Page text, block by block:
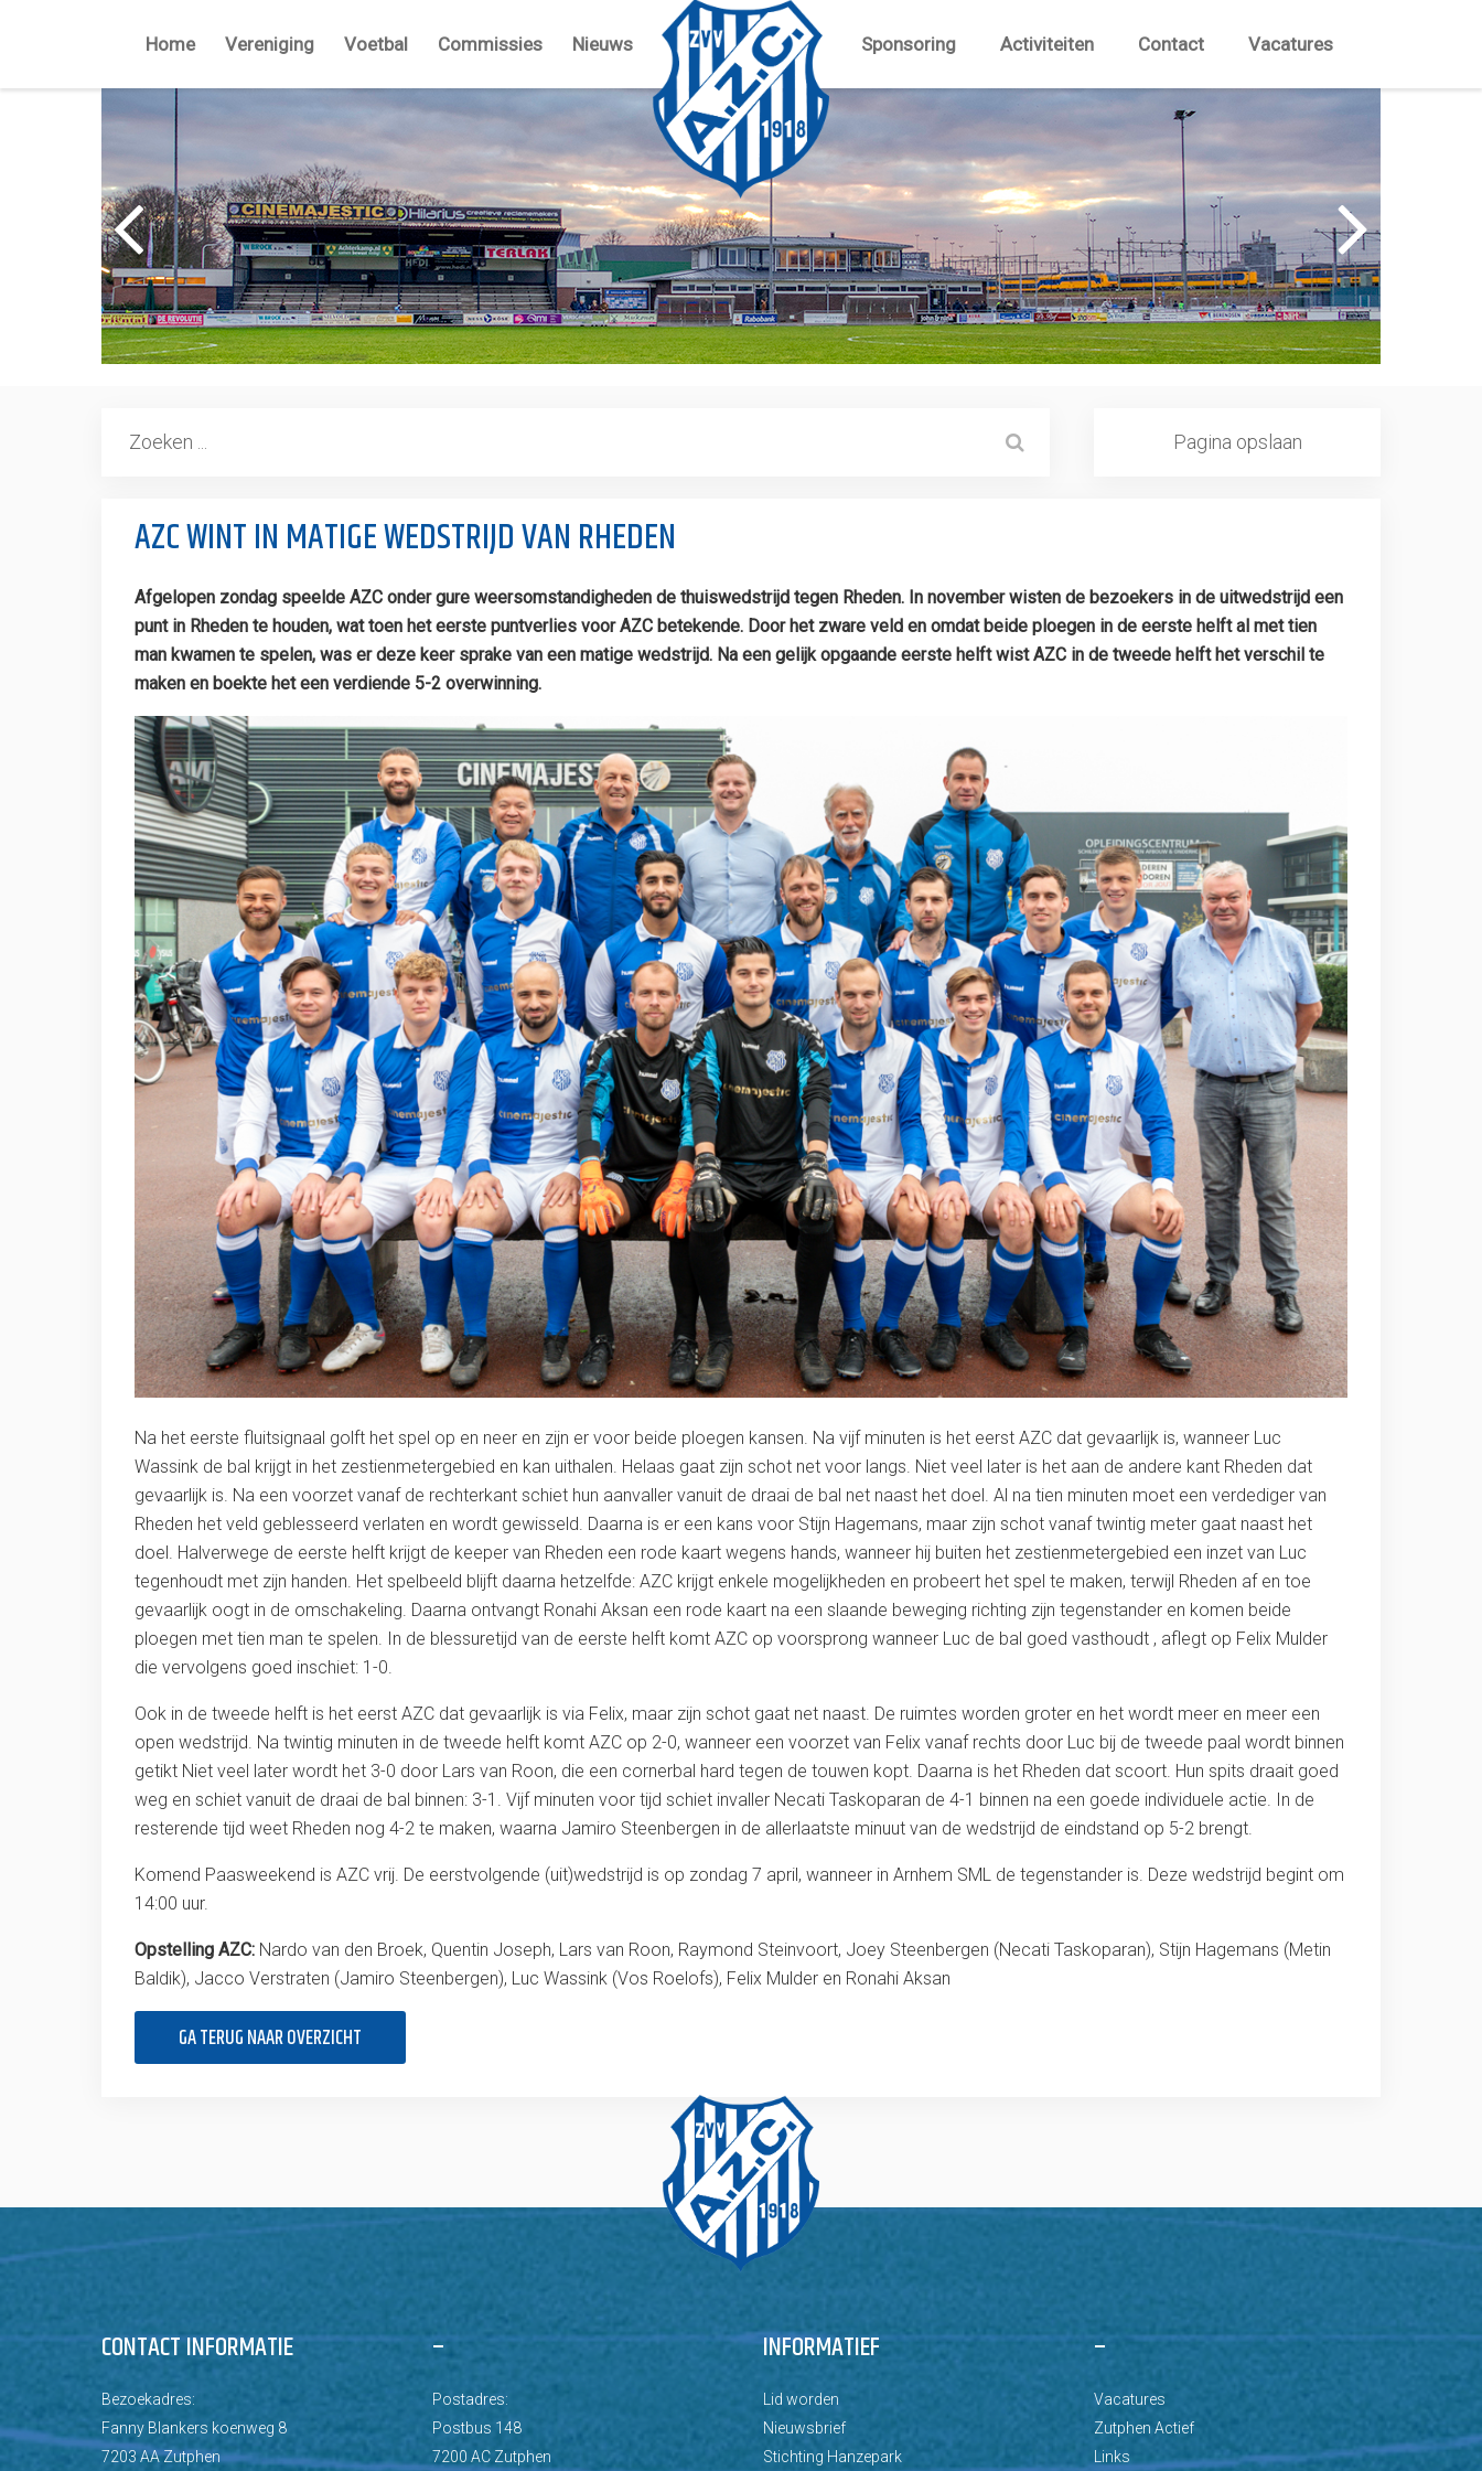
Home Vereniging Voetbal Commissies Nieuws Sponsoring Activiteiten Contact Vacatures
Pagina opslaan
AZC WINT IN MATIGE WEDSTRIJD VAN RHEDEN
Afgelopen zondag speelde AZC onder gure weersomstandigheden de thuiswedstrijd tegen Rheden. In november wisten de bezoekers in de uitwedstrijd een
punt in Rheden te houden, wat toen het eerste puntverlies voor AZC betekende. Door het zware veld en omdat beide ploegen in de eerste helft al met tien
man kwamen te spelen, was er deze keer sprake van een matige wedstrijd. Na een gelijk opgaande eerste helft wist AZC in de tweede helft het verschil te
maken en boekte het een verdiende 5-2 overwinning.
Na het eerste fluitsignaal golft het spel op en neer en zijn er voor beide ploegen kansen. Na vijf minuten is het eerst AZC dat gevaarlijk is, wanneer Luc
Wassink de bal krijgt in het zestienmetergebied en kan uithalen. Helaas gaat zijn schot net voor langs. Niet veel later is het aan de andere kant Rheden dat
gevaarlijk is. Na een voorzet vanaf de rechterkant schiet hun aanvaller vanuit de draai de bal net naast het doel. Al na tien minuten moet een verdediger van
Rheden het veld geblesseerd verlaten en wordt gewisseld. Daarna is er een kans voor Stijn Hagemans, maar zijn schot vanaf twintig meter gaat naast het
doel. Halverwege de eerste helft krijgt de keeper van Rheden een rode kaart wegens hands, wanneer hij buiten het zestienmetergebied een inzet van Luc
tegenhoudt met zijn handen. Het spelbeeld blijft daarna hetzelfde: AZC krijgt enkele mogelijkheden en probeert het spel te maken, terwijl Rheden af en toe
gevaarlijk oogt in de omschakeling. Daarna ontvangt Ronahi Aksan een rode kaart na een slaande beweging richting zijn tegenstander en komen beide
ploegen met tien man te spelen. In de blessuretijd van de eerste helft komt AZC op voorsprong wanneer Luc de bal goed vasthoudt , aflegt op Felix Mulder
die vervolgens goed inschiet: 1-0.
Ook in de tweede helft is het eerst AZC dat gevaarlijk is via Felix, maar zijn schot gaat net naast. De ruimtes worden groter en het wordt meer en meer een
open wedstrijd. Na twintig minuten in de tweede helft komt AZC op 2-0, wanneer een voorzet van Felix vanaf rechts door Luc bij de tweede paal wordt binnen
getikt Niet veel later wordt het 3-0 door Lars van Roon, die een cornerbal hard tegen de touwen kopt. Daarna is het Rheden dat scoort. Hun spits draait goed
weg en schiet vanuit de draai de bal binnen: 3-1. Vijf minuten voor tijd schiet invaller Necati Taskoparan de 4-1 binnen na een goede individuele actie. In de
resterende tijd weet Rheden nog 4-2 te maken, waarna Jamiro Steenbergen in de allerlaatste minuut van de wedstrijd de eindstand op 5-2 brengt.
Komend Paasweekend is AZC vrij. De eerstvolgende (uit)wedstrijd is op zondag 7 april, wanneer in Arnhem SML de tegenstander is. Deze wedstrijd begint om
14:00 uur.
Opstelling AZC: Nardo van den Broek, Quentin Joseph, Lars van Roon, Raymond Steinvoort, Joey Steenbergen (Necati Taskoparan), Stijn Hagemans (Metin
Baldik), Jacco Verstraten (Jamiro Steenbergen), Luc Wassink (Vos Roelofs), Felix Mulder en Ronahi Aksan
GA TERUG NAAR OVERZICHT
CONTACT INFORMATIE
Bezoekadres:
Fanny Blankers koenweg 8
7203 AA Zutphen
–
Postadres:
Postbus 148
7200 AC Zutphen
INFORMATIEF
Lid worden
Nieuwsbrief
Stichting Hanzepark
–
Vacatures
Zutphen Actief
Links